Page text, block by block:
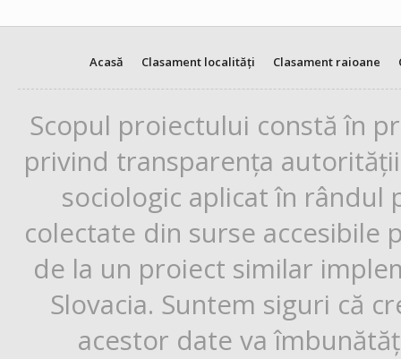
Acasă Clasament localități Clasament raioane
Scopul proiectului constă în
privind transparența
sociologic aplicat în rândul
colectate din surse
de la un proiect similar
Slovacia. Suntem siguri că
acestor date va